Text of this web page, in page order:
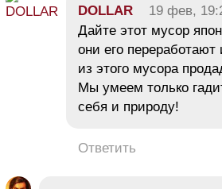
DOLLAR 19 фев,
Дайте этот мусор
они его переработают
из этого мусора
Мы умеем только
себя и природу!
Ответить